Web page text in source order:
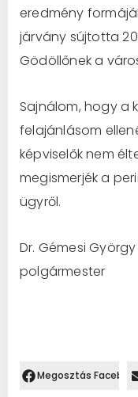
eredmény
járvány sújtotta
Gödöllőnek a
Sajnálom, hogy a
felajánlásom
képviselők nem
megismerjék a
ügyről.
Dr. Gémesi György
polgármester
Megosztás